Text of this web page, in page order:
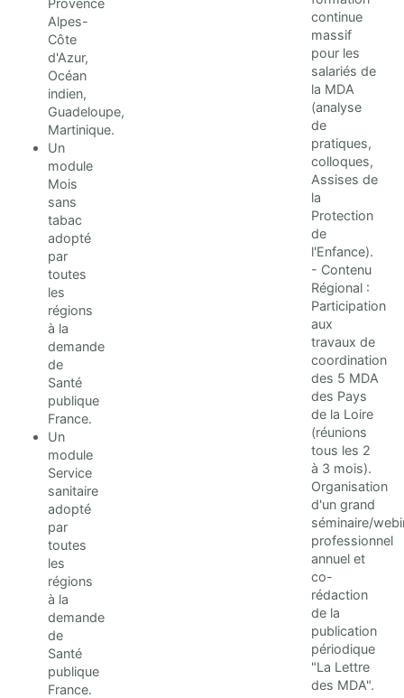
Provence
Alpes-
Côte
d'Azur,
Océan
indien,
Guadeloupe,
Martinique.
Un
module
Mois
sans
tabac
adopté
par
toutes
les
régions
à la
demande
de
Santé
publique
France.
Un
module
Service
sanitaire
adopté
par
toutes
les
régions
à la
demande
de
Santé
publique
France.
continue
massif
pour les
salariés de
la MDA
(analyse
de
pratiques,
colloques,
Assises de
la
Protection
de
l'Enfance).
- Contenu
Régional :
Participation
aux
travaux de
coordination
des 5 MDA
des Pays
de la Loire
(réunions
tous les 2
à 3 mois).
Organisation
d'un grand
séminaire/
professionnel
annuel et
co-
rédaction
de la
publication
périodique
"La Lettre
des MDA".